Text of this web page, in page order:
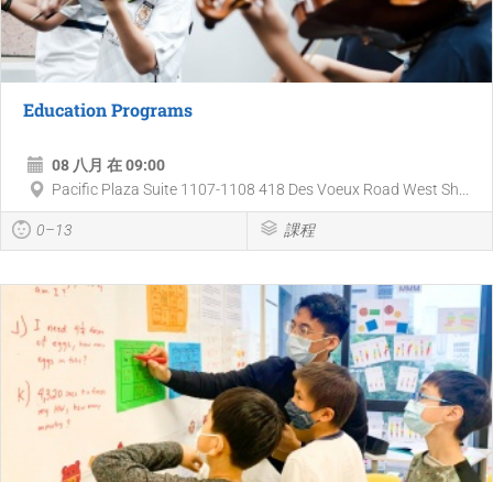
Education Programs
08 八月 在 09:00
Pacific Plaza Suite 1107-1108 418 Des Voeux Road West Sh...
0–13 課程